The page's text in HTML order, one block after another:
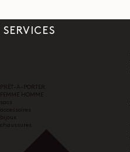
PRÊT-À-PORTER
SERVICES